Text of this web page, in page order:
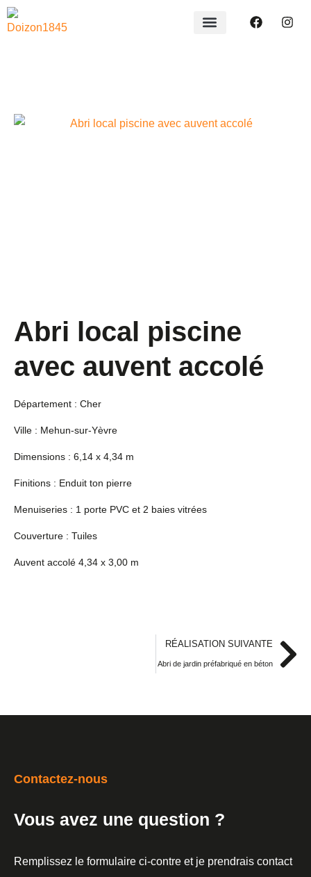
Abri local piscine
avec auvent accolé
Département : Cher
Ville : Mehun-sur-Yèvre
Dimensions : 6,14 x 4,34 m
Finitions : Enduit ton pierre
Menuiseries : 1 porte PVC et 2 baies vitrées
Couverture : Tuiles
Auvent accolé 4,34 x 3,00 m
RÉALISATION SUIVANTE
Abri de jardin préfabriqué en béton
Contactez-nous
Vous avez une question ?
Remplissez le formulaire ci-contre et je prendrais contact